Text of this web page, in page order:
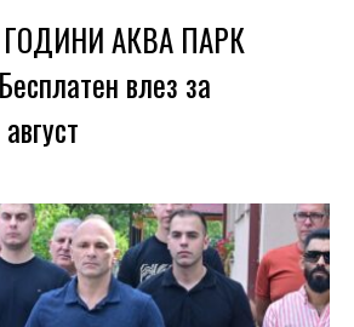
АКВА ПАРК
влез за